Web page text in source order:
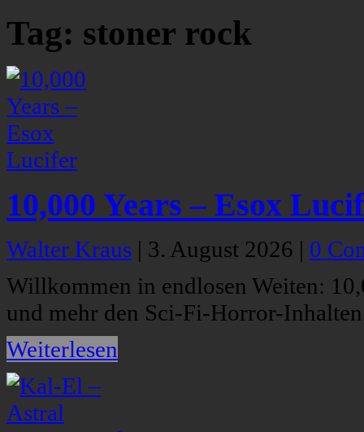
Tag: stoner rock
10,000 Years – Esox
Walter Kraus | 3. August 2026 | 0
Willkommen in endlosen Weiten:
und mehr den Sci-Fi-Horror-
Weiterlesen